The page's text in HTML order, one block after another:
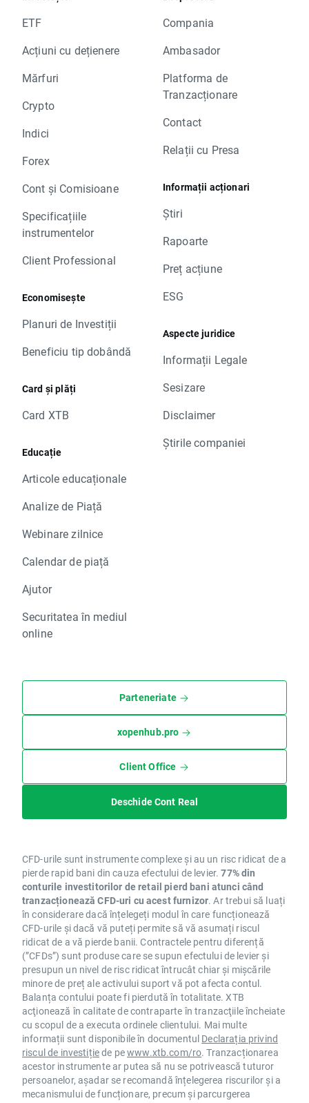
ETF
Acțiuni cu dețienere
Mărfuri
Crypto
Indici
Forex
Cont și Comisioane
Specificațiile
instrumentelor
Client Professional
Economisește
Planuri de Investiții
Beneficiu tip dobândă
Card și plăți
Card XTB
Educație
Articole educaționale
Analize de Piață
Webinare zilnice
Calendar de piață
Ajutor
Securitatea în mediul
online
Compania
Ambasador
Platforma de
Tranzacționare
Contact
Relații cu Presa
Informații acționari
Știri
Rapoarte
Preț acțiune
ESG
Aspecte juridice
Informații Legale
Sesizare
Disclaimer
Știrile companiei
Parteneriate
xopenhub.pro
Client Office
Deschide Cont Real
CFD-urile sunt instrumente complexe și au un risc ridicat de a
pierde rapid bani din cauza efectului de levier.77% din
conturile investitorilor de retail pierd bani atunci când
tranzacționează CFD-uri cu acest furnizor. Ar trebui să luați
în considerare dacă înțelegeți modul în care funcționează
CFD-urile și dacă vă puteți permite să vă asumați riscul
ridicat de a vă pierde banii. Contractele pentru diferență
(”CFDs”) sunt produse care se supun efectului de levier și
presupun un nivel de risc ridicat întrucât chiar și mișcările
minore de preț ale activului suport vă pot afecta contul.
Balanța contului poate fi pierdută în totalitate. XTB
acţionează în calitate de contraparte în tranzacţiile încheiate
cu scopul de a executa ordinele clientului. Mai multe
informații sunt disponibile în documentul Declarația privind
riscul de investițiede pewww.xtb.com/ro. Tranzacționarea
acestor instrumente ar putea să nu se potrivească tuturor
persoanelor, așadar se recomandă înțelegerea riscurilor și a
mecanismului de funcționare, precum și parcurgerea